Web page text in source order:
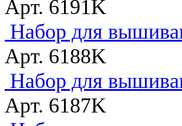
Арт. 6191K
Набор для
Арт. 6188K
Набор для
Арт. 6187K